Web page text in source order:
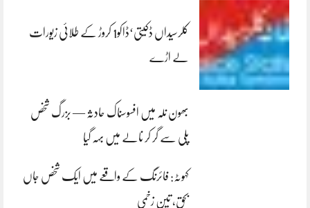
کلرسیداں ڈکیتی‘ڈاکو1 کروڑ کے طلائی زیورات
لے اڑے
بھون نلہ میں افسوسناک حادثہ — بزرگ شخص
پلی سے گر کر نالے میں بہہ گیا
کہوٹہ: فائرنگ کے واقعے میں ایک شخص جاں
بحق، تین زخمی